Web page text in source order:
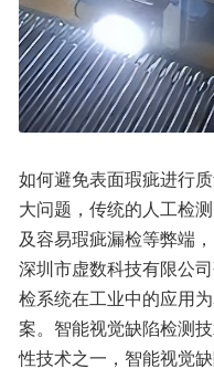
如何避免表面瑕疵进行
大问题，传统的人工检
及容易瑕疵漏检等弊端
深圳市虚数科技有限公
检系统在工业中的应用
案。智能视觉缺陷检测
性技术之一，智能视觉